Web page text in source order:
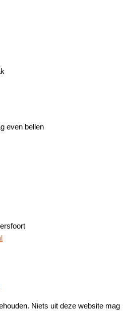
even bellen
Niets uit deze website mag